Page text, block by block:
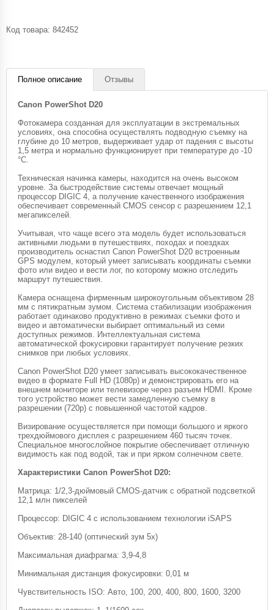
Код товара: 842452
Полное описание Отзывы
Canon PowerShot D20
Фотокамера созданная для эксплуатации в экстремальных
условиях, она способна осуществлять подводную съемку на
глубине до 10 метров, выдерживает удар от падения с высоты
1,5 метра и нормально функционирует при температуре до -10
°C.
Техническая начинка камеры, находится на очень высоком
уровне. За быстродействие системы отвечает мощный
процессор DIGIC 4, а получение качественного изображения
обеспечивает современный CMOS сенсор с разрешением 12,1
мегапикселей.
Учитывая, что чаще всего эта модель будет использоваться
активными людьми в путешествиях, походах и поездках
производитель оснастил Canon PowerShot D20 встроенным
GPS модулем, который умеет записывать координаты съемки
фото или видео и вести лог, по которому можно отследить
маршрут путешествия.
Камера оснащена фирменным широкоугольным объективом 28
мм с пятикратным зумом. Система стабилизации изображения
работает одинаково продуктивно в режимах съемки фото и
видео и автоматически выбирает оптимальный из семи
доступных режимов. Интеллектуальная система
автоматической фокусировки гарантирует получение резких
снимков при любых условиях.
Canon PowerShot D20 умеет записывать высококачественное
видео в формате Full HD (1080p) и демонстрировать его на
внешнем мониторе или телевизоре через разъем HDMI. Кроме
того устройство может вести замедленную съемку в
разрешении (720p) с повышенной частотой кадров.
Визирование осуществляется при помощи большого и яркого
трехдюймового дисплея с разрешением 460 тысяч точек.
Специальное многослойное покрытие обеспечивает отличную
видимость как под водой, так и при ярком солнечном свете.
Характеристики Canon PowerShot D20:
Матрица: 1/2,3-дюймовый CMOS-датчик с обратной подсветкой
12,1 млн пикселей
Процессор: DIGIC 4 с использованием технологии iSAPS
Объектив: 28-140 (оптический зум 5x)
Максимальная диафрагма: 3,9-4,8
Минимальная дистанция фокусировки: 0,01 м
Чувствительность ISO: Авто, 100, 200, 400, 800, 1600, 3200